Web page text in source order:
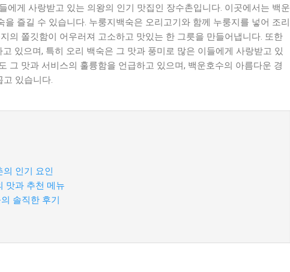
에게 사랑받고 있는 의왕의 인기 맛집인 장수촌입니다. 이곳에서는 백운
즐길 수 있습니다. 누룽지백숙은 오리고기와 함께 누룽지를 넣어 조리
의 쫄깃함이 어우러져 고소하고 맛있는 한 그릇을 만들어냅니다. 또한
있으며, 특히 오리 백숙은 그 맛과 풍미로 많은 이들에게 사랑받고 있
그 맛과 서비스의 훌륭함을 언급하고 있으며, 백운호수의 아름다운 경
있습니다.
인기 요인
맛과 추천 메뉴
솔직한 후기